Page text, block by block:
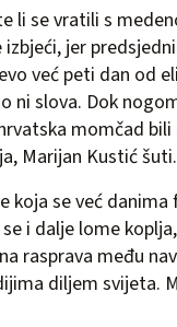
li se vratili s
jer
već peti dan od
ni slova. Dok
momčad bili
Marijan Kustić šuti.
koja se već
i dalje lome
rasprava među
diljem svijeta.